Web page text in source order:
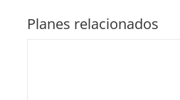
Planes relacionados